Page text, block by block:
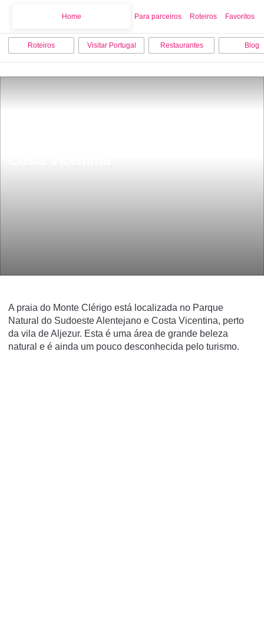
Home Para parceiros Roteiros Favoritos
Roteiros Visitar Portugal Restaurantes Blog
A praia do Monte Clérigo está localizada no Parque
Natural do Sudoeste Alentejano e Costa Vicentina, perto
da vila de Aljezur. Esta é uma área de grande beleza
natural e é ainda um pouco desconhecida pelo turismo.